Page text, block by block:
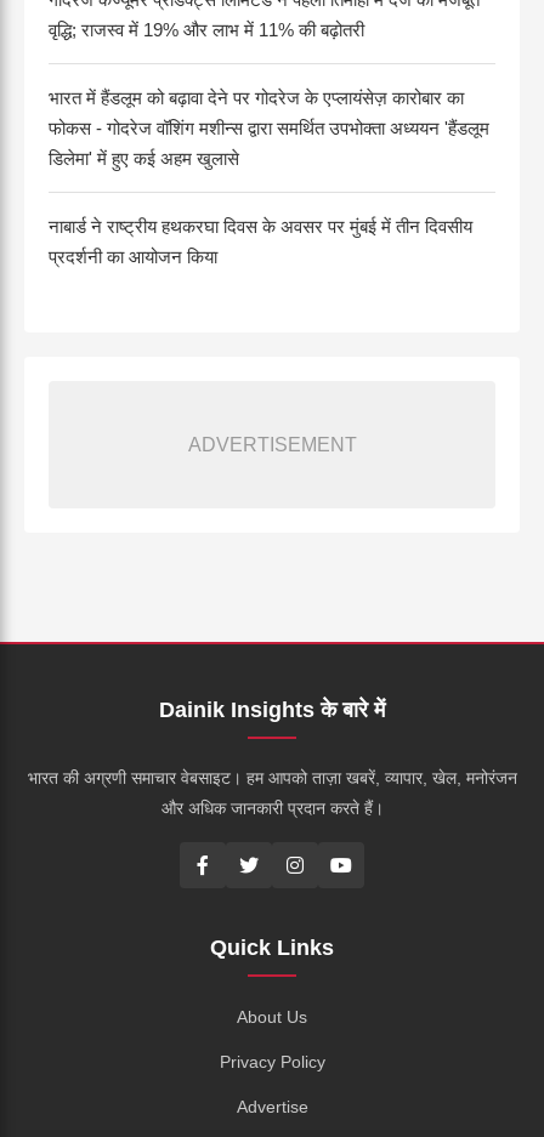
वृद्धि; राजस्व में 19% और लाभ में 11% की बढ़ोतरी
भारत में हैंडलूम को बढ़ावा देने पर गोदरेज के एप्लायंसेज़ कारोबार का
फोकस - गोदरेज वॉशिंग मशीन्स द्वारा समर्थित उपभोक्ता अध्ययन 'हैंडलूम
डिलेमा' में हुए कई अहम खुलासे
नाबार्ड ने राष्ट्रीय हथकरघा दिवस के अवसर पर मुंबई में तीन दिवसीय
प्रदर्शनी का आयोजन किया
ADVERTISEMENT
Dainik Insights के बारे में
भारत की अग्रणी समाचार वेबसाइट। हम आपको ताज़ा खबरें, व्यापार, खेल, मनोरंजन
और अधिक जानकारी प्रदान करते हैं।
Quick Links
About Us
Privacy Policy
Advertise